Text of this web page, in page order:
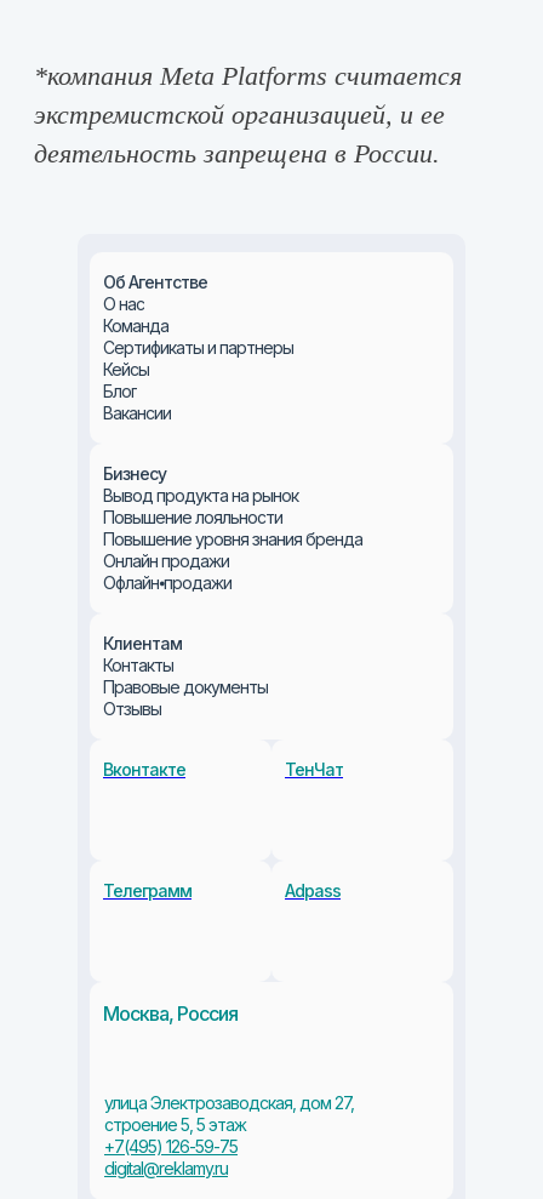
Об Агентстве
О нас
Команда
Сертификаты и партнеры
Кейсы
Блог
Вакансии
Бизнесу
Вывод продукта на рынок
Повышение лояльности
Повышение уровня знания бренда
Онлайн продажи
Офлайн⦁продажи
Клиентам
Контакты
Правовые документы
Отзывы
Вконтакте ТенЧат
Телеграмм Adpass
Москва, Россия
улица Электрозаводская, дом 27,
строение 5, 5 этаж
+7(495) 126-59-75
digital@reklamy.ru